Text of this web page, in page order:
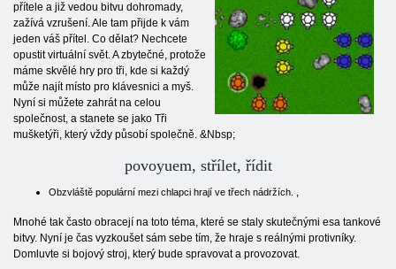
přítele a již vedou bitvu dohromady,
zažívá vzrušení. Ale tam přijde k vám
jeden váš přítel. Co dělat? Nechcete
opustit virtuální svět. A zbytečné, protože
máme skvělé hry pro tři, kde si každý
může najít místo pro klávesnici a myš.
Nyní si můžete zahrát na celou
společnost, a stanete se jako Tři
mušketýři, který vždy působí společně. &Nbsp;
povoyuem, střílet, řídit
Obzvláště populární mezi chlapci hrají ve třech nádržích. ,
Mnohé tak často obracejí na toto téma, které se staly skutečnými esa tankové
bitvy. Nyní je čas vyzkoušet sám sebe tím, že hraje s reálnými protivníky.
Domluvte si bojový stroj, který bude spravovat a provozovat.